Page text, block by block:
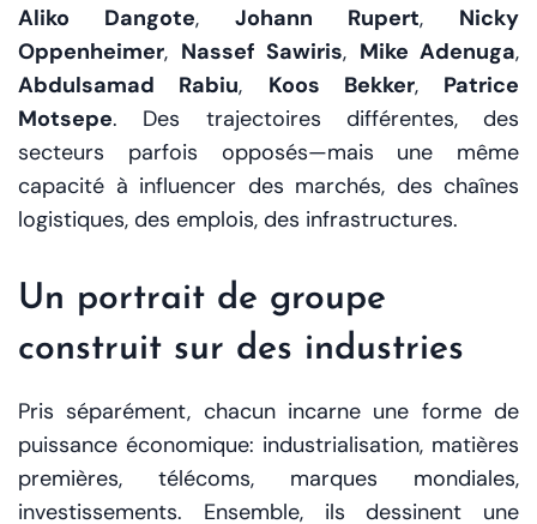
Aliko Dangote, Johann Rupert, Nicky
Oppenheimer, Nassef Sawiris, Mike Adenuga,
Abdulsamad Rabiu, Koos Bekker, Patrice
Motsepe. Des trajectoires différentes, des
secteurs parfois opposés—mais une même
capacité à influencer des marchés, des chaînes
logistiques, des emplois, des infrastructures.
Un portrait de groupe
construit sur des industries
Pris séparément, chacun incarne une forme de
puissance économique: industrialisation, matières
premières, télécoms, marques mondiales,
investissements. Ensemble, ils dessinent une